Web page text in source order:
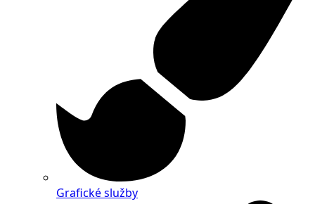
Grafické služby